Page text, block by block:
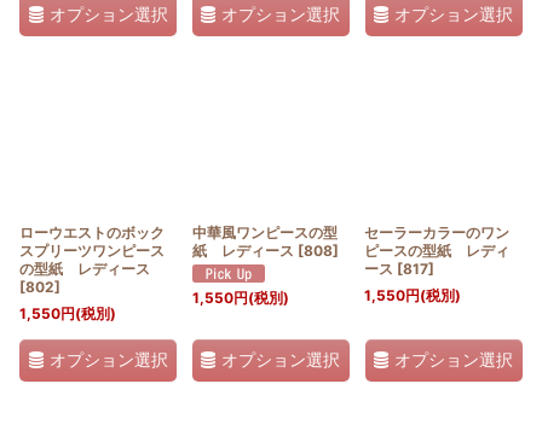
オプション選択 オプション選択 オプション選択
ローウエストのボック
スプリーツワンピース
の型紙 レディース
[802]
1,550円(税別)
オプション選択
中華風ワンピースの型
紙 レディース [808]
1,550円(税別)
オプション選択
セーラーカラーのワン
ピースの型紙 レディ
ース [817]
1,550円(税別)
オプション選択